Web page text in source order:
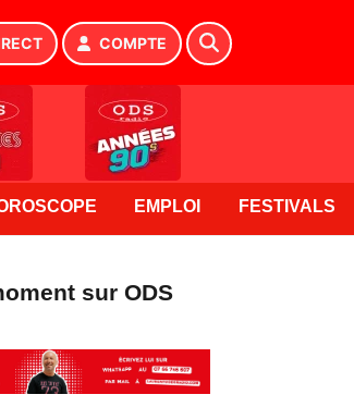
COMPTE
EMPLOI FESTIVALS
sur ODS